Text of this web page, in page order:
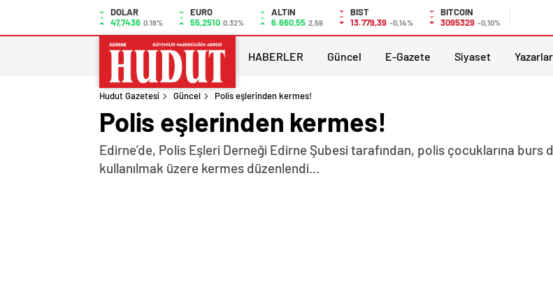
DOLAR
47,7436 0.18%
EURO
55,2510 0.32%
ALTIN
6.660,55 2,59
BIST
13.779,39 -0,14%
BITCOIN
3095329 -0,10%
HABERLER Güncel E-Gazete Siyaset Yazarlar
Hudut Gazetesi Güncel Polis eşlerinden kermes!
Polis eşlerinden kermes!
Edirne’de, Polis Eşleri Derneği Edirne Şubesi tarafından, polis çocuklarına
kullanılmak üzere kermes düzenlendi…